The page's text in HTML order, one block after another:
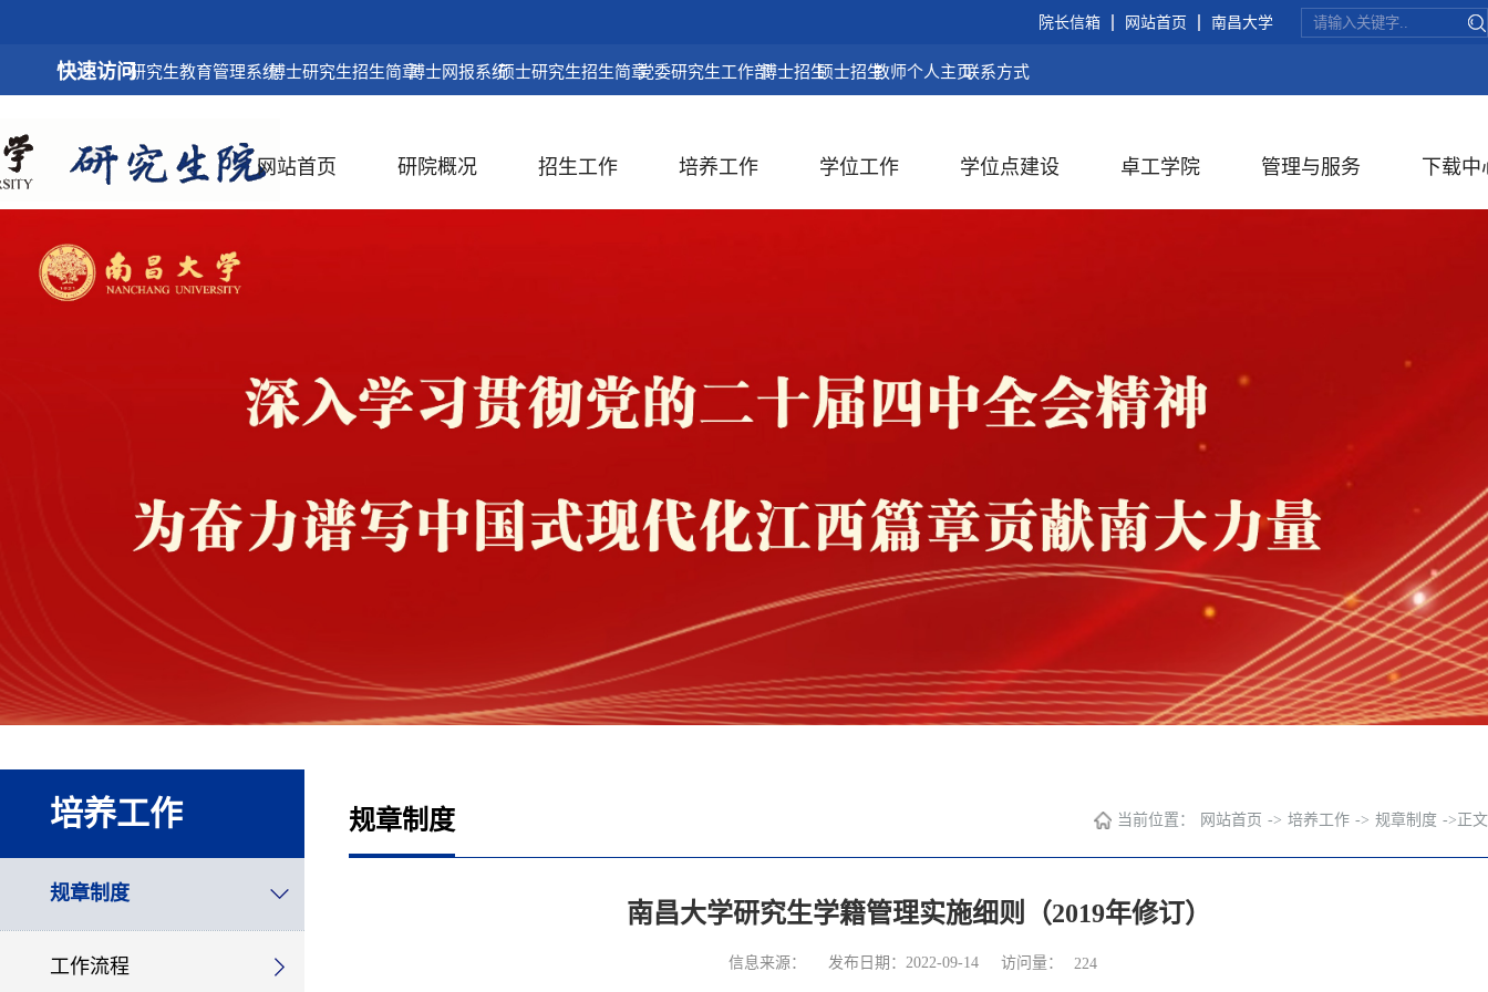
院长信箱 网站首页 南昌大学
快速访问研究生教育管理系统博士研究生招生简章博士网报系统硕士研究生招生简章党委研究生工作部博士招生硕士招生教师个人主页联系方式
网站首页 研院概况 招生工作 培养工作 学位工作 学位点建设 卓工学院 管理与服务 下载中
培养工作
规章制度
工作流程
规章制度 当前位置： 网站首页 -> 培养工作 -> 规章制度 -> 正文
南昌大学研究生学籍管理实施细则（2019年修订）
信息来源： 发布日期：2022-09-14 访问量： 224